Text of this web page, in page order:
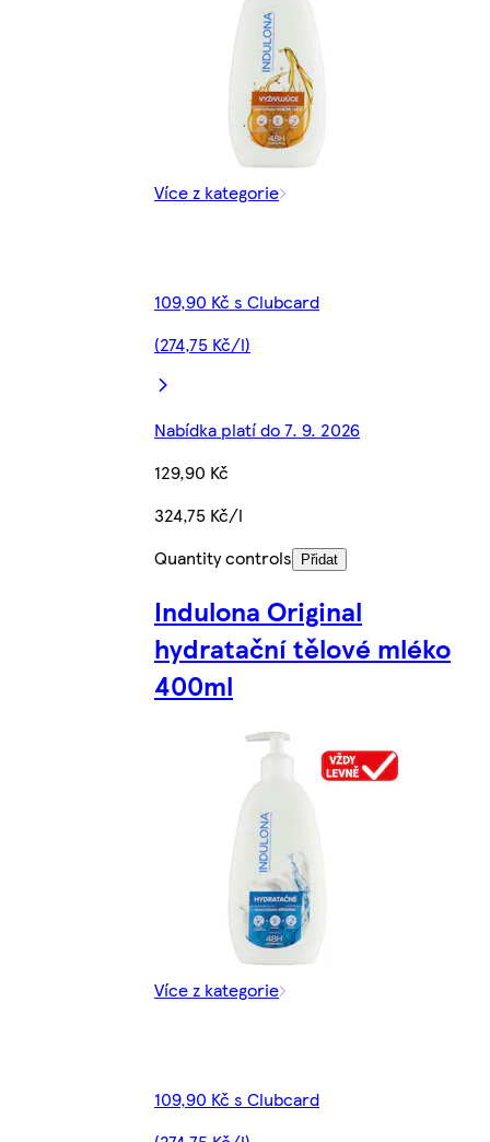
Více z kategorie
109,90 Kč s Clubcard
(274,75 Kč/l)
Nabídka platí do 7. 9. 2026
129,90 Kč
324,75 Kč/l
Quantity controls
Přidat
Indulona Original
hydratační tělové mléko
400ml
Více z kategorie
109,90 Kč s Clubcard